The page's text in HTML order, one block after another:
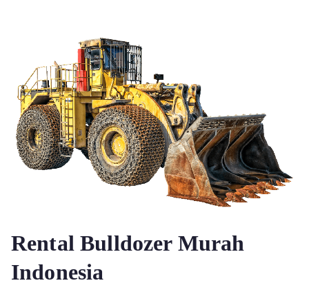
Rental Bulldozer Murah
Indonesia